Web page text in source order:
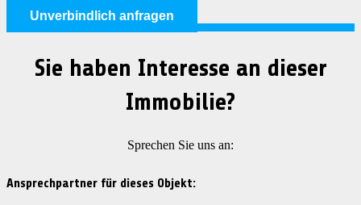
Unverbindlich anfragen
Sie haben Interesse an dieser
Immobilie?
Sprechen Sie uns an:
Ansprechpartner für dieses Objekt: